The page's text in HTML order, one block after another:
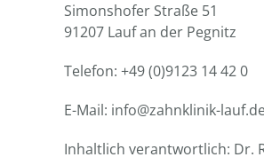
Simonshofer Straße 51
91207 Lauf an der Pegnitz
Telefon: +49 (0)9123 14 42 0
E-Mail: info@zahnklinik-
Inhaltlich verantwortlich: Dr.